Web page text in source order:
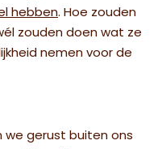
hebben. Hoe zouden
zouden doen wat ze
nemen voor de
we gerust buiten ons